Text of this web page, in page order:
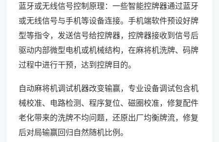
蓝牙或无线信号控制原理：一些智能控牌器通过蓝牙
或无线信号与手机等设备连接。手机端软件预设好牌
型等指令，发送信号给控牌器，控牌器接收到信号后
驱动内部微型电机或机械结构，在麻将机洗牌、码牌
过程中进行干预，达到控牌目的。
自动麻将机调试机器改变输赢，专业设备调试包含机
械校准、电路检测、程序复位、磁圈校准，修复配件
老化带来的洗牌不均问题，还原出厂均衡牌流，修复
后对局输赢回归自然随机比例。